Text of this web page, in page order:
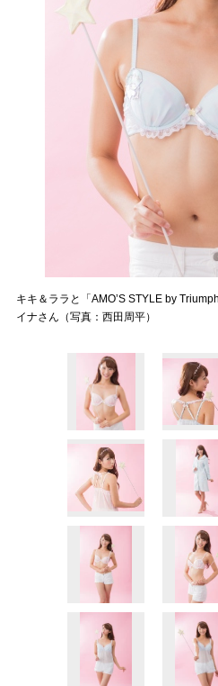
キキ＆ララと「AMO’S STYLE by
イナさん（写真：西田周平）